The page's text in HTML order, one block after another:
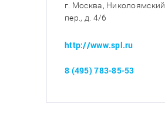
г. Москва, Николоямский
пер., д. 4/6
http://www.spl.ru
8 (495) 783-85-53